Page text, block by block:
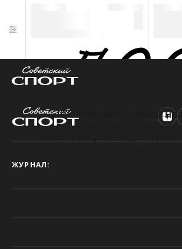
Техническая ошибка на
Произошла ошибка. Чтобы найти
ЖУРНАЛ: